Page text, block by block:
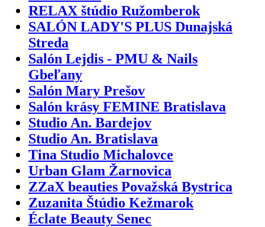
RELAX štúdio Ružomberok
SALÓN LADY'S PLUS Dunajská
Streda
Salón Lejdis - PMU & Nails
Gbeľany
Salón Mary Prešov
Salón krásy FEMINE Bratislava
Studio An. Bardejov
Studio An. Bratislava
Tina Studio Michalovce
Urban Glam Žarnovica
ZZaX beauties Považská Bystrica
Zuzanita Štúdio Kežmarok
Éclate Beauty Senec